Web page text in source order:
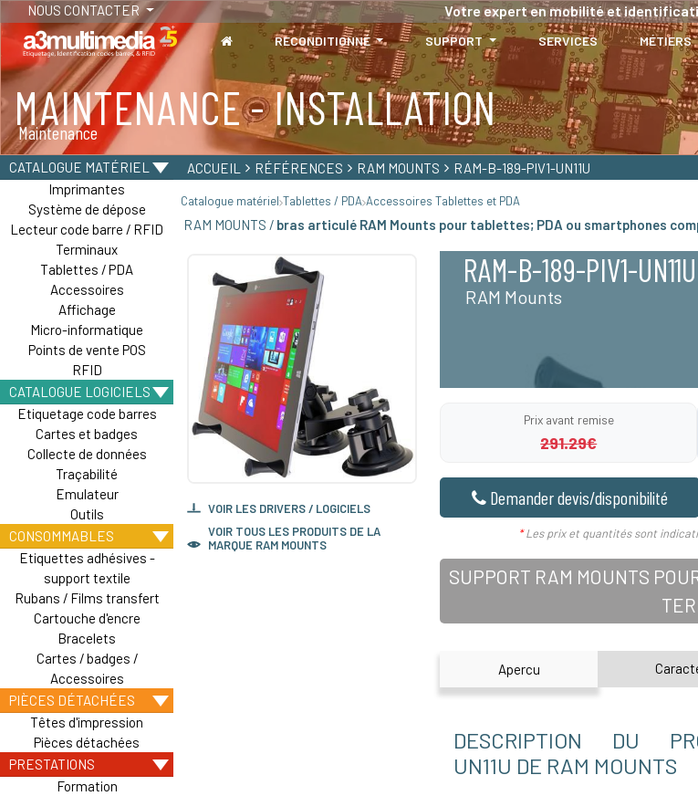
NOUS CONTACTER Votre expert en mobilité et
RECONDITIONNÉ SUPPORT SERVICES MÉTIERS
MAINTENANCE - INSTALLATION
Maintenance
TABLETTES
Tablettes durcies - Étanches - Résistantes
CATALOGUE MATÉRIEL
Imprimantes
Système de dépose
Lecteur code barre / RFID
Terminaux
Tablettes / PDA
Accessoires
Affichage
Micro-informatique
Points de vente POS
RFID
CATALOGUE LOGICIELS
Etiquetage code barres
Cartes et badges
Collecte de données
Traçabilité
Emulateur
Outils
CONSOMMABLES
Etiquettes adhésives -
support textile
Rubans / Films transfert
Cartouche d'encre
Bracelets
Cartes / badges /
Accessoires
PIÈCES DÉTACHÉES
Têtes d'impression
Pièces détachées
PRESTATIONS
Formation
ACCUEIL RÉFÉRENCES RAM MOUNTS RAM-B-189-PIV1-UN11U
Catalogue matériel Tablettes / PDA Accessoires Tablettes et PDA
RAM MOUNTS / bras articulé RAM Mounts pour tablettes; PDA ou smartphones
VOIR LES DRIVERS / LOGICIELS
VOIR TOUS LES PRODUITS DE LA
MARQUE RAM MOUNTS
RAM-B-189-PIV1-UN11U
RAM Mounts
Prix avant remise
291.29€
Demander devis/disponibilité
*Les prix et quantités sont
SUPPORT RAM MOUNTS
Apercu
DESCRIPTION DU
UN11U DE RAM MOUNTS